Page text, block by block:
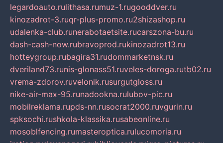
legardoauto.rulithasa.rumuz-1.rugooddver.ru
kinozadrot-3.ruqr-plus-promo.ru2shizashop.ru
udalenka-club.runerabotaetsite.rucarszona-bu.ru
dash-cash-now.rubravoprod.rukinozadrot13.ru
hotteygroup.rubagira31.rudommarketnsk.ru
dveriland73.runis-glonass51.ruveles-doroga.rutb02.ru
vrema-zdorov.ruvelonik.rusurgutgloss.ru
nike-air-max-95.runadookna.rulubov-pic.ru
mobilreklama.rupds-nn.rusocrat2000.ruvgurin.ru
spksochi.rushkola-klassika.rusabeonline.ru
mosoblfencing.rumasteroptica.rulucomoria.ru